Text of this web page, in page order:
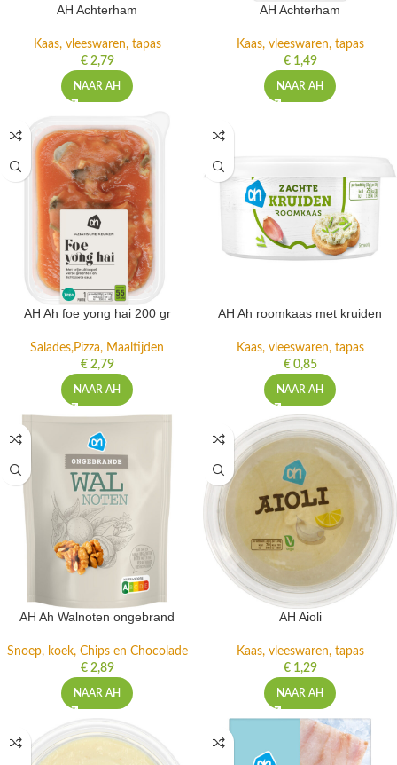
AH Achterham
Kaas, vleeswaren, tapas
€2,79
NAAR AH
AH Achterham
Kaas, vleeswaren, tapas
€1,49
NAAR AH
AH Ah foe yong hai 200 gr
Salades,Pizza, Maaltijden
€2,79
NAAR AH
AH Ah roomkaas met kruiden
Kaas, vleeswaren, tapas
€0,85
NAAR AH
AH Ah Walnoten ongebrand
Snoep, koek, Chips en Chocolade
€2,89
NAAR AH
AH Aioli
Kaas, vleeswaren, tapas
€1,29
NAAR AH